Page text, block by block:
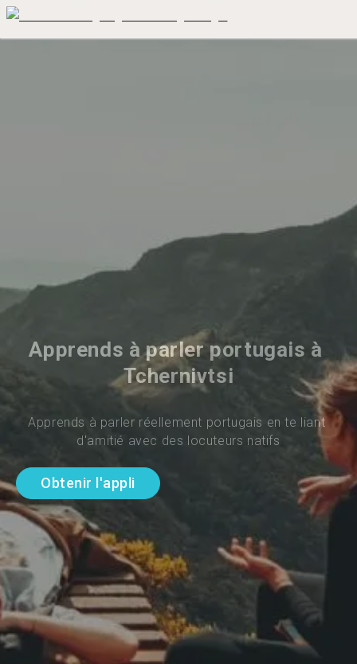
Apprends à parler portugais à
Tchernivtsi
Apprends à parler réellement portugais en te liant
d'amitié avec des locuteurs natifs
Obtenir l'appli